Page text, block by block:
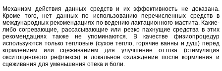
Механизм действия данных средств и их эффективность не доказана.
Кроме того, нет данных по использованию перечисленных средств в
международных рекомендациях по ведению лактационного мастита. Какие-
либо согревающие, рассасывающие или резко пахнущие средства в этих
рекомендациях также не упоминаются. В качестве физиопроцедур
используются только тепловые (сухое тепло, горячие ванны и душ) перед
кормлением или сцеживанием для улучшение оттока (стимуляция
окситоцинового рефлекса) и локальное охлаждение после кормления и
сцеживания для уменьшения отека и боли.